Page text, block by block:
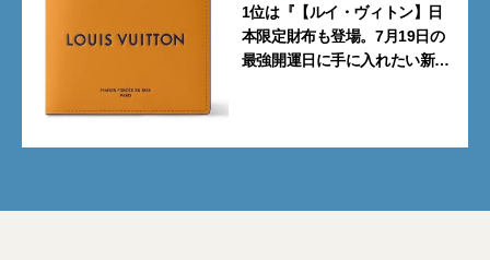
1位は『【ルイ・ヴィトン】日
本限定財布も登場。7月19日の
最強開運日に手に入れたい新作